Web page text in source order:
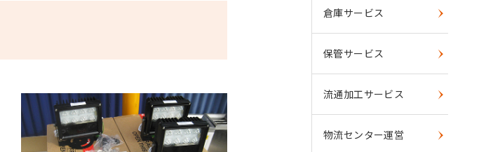
倉庫サービス
保管サービス
流通加工サービス
物流センター運営